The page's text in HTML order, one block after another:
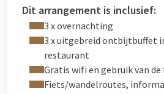
ontbijtbuffet. Daarnaast maakt u
onze fitnessfaciliteiten. Ontdek de
Amersfoort met onze diverse fiets-
Arkemheen-Eemland, de Gelderse
Heuvelrug en de Veluwe.
Wilt u uw verblijf extra speciaal
Dit arrangement is inclusief:
3 x overnachting
3 x uitgebreid ontbijtbuffet
restaurant
Gratis wifi en gebruik van
Fiets/wandelroutes,